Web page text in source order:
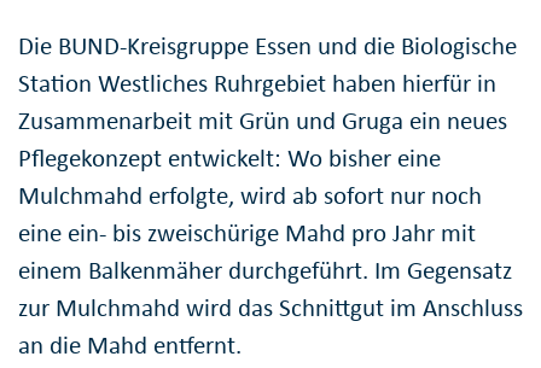
Die BUND-Kreisgruppe Essen und die Biologische
Station Westliches Ruhrgebiet haben hierfür in
Zusammenarbeit mit Grün und Gruga ein neues
Pflegekonzept entwickelt: Wo bisher eine
Mulchmahd erfolgte, wird ab sofort nur noch
eine ein- bis zweischürige Mahd pro Jahr mit
einem Balkenmäher durchgeführt. Im Gegensatz
zur Mulchmahd wird das Schnittgut im Anschluss
an die Mahd entfernt.